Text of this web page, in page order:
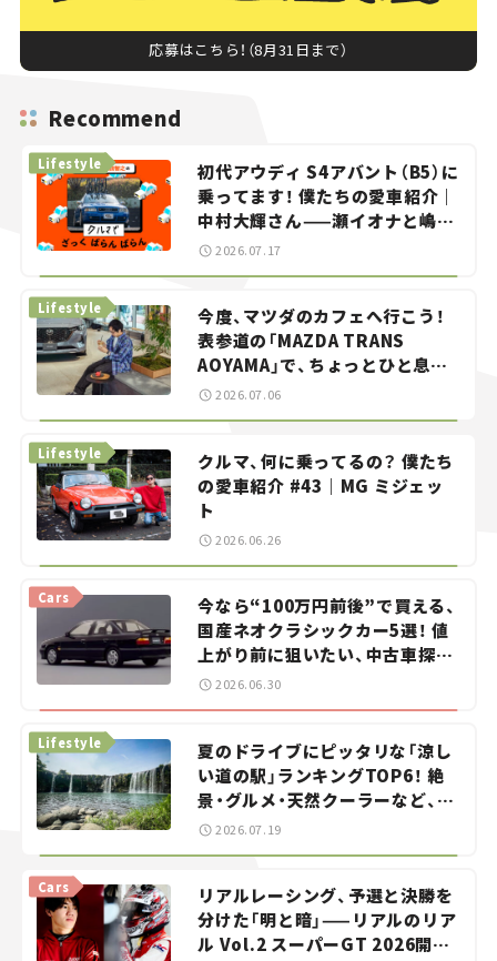
応募はこちら！（8月31日まで）
Recommend
初代アウディ S4アバント（B5）に
乗ってます！ 僕たちの愛車紹介｜
中村大輝さん——瀬イオナと嶋田
智之の「クルマでざっくばらんば
Lifestyle
2026.07.17
今度、マツダのカフェへ行こう！
表参道の「MAZDA TRANS
AOYAMA」で、ちょっとひと息。
——連載｜CCGとクルマでどうす
Lifestyle
2026.07.06
クルマ、何に乗ってるの？ 僕たち
の愛車紹介 #43｜MG ミジェッ
ト
Lifestyle
2026.06.26
今なら“100万円前後”で買える、
国産ネオクラシックカー5選！ 値
上がり前に狙いたい、中古車探し
をお手伝い――ちょっとイケてるマ
Cars
2026.06.30
夏のドライブにピッタリな「涼し
い道の駅」ランキングTOP6！ 絶
景・グルメ・天然クーラーなど、避
暑におすすめのスポットを紹介
Lifestyle
2026.07.19
リアルレーシング、予選と決勝を
分けた「明と暗」——リアルのリア
ル Vol.2 スーパーGT 2026開幕
Cars